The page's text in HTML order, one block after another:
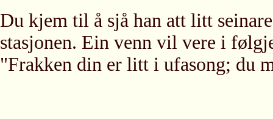
Du kjem til å sjå han att litt
stasjonen. Ein venn vil vere i
"Frakken din er litt i ufasong; du